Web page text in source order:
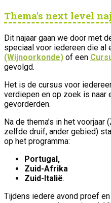
Thema's next level
Dit najaar gaan we door met
speciaal voor iedereen die al
(Wijnoorkonde) of een
gevolgd.
Het is de cursus voor
verdiepen en op zoek is naar
gevorderden.
Na de thema’s in het
zelfde druif, ander gebied)
op het programma:
Portugal,
Zuid-Afrika
Zuid-Italië.
Tijdens iedere avond proef